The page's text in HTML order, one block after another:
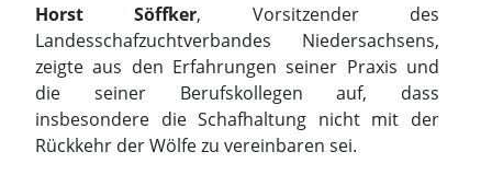
Horst Söffker, Vorsitzender des
Landesschafzuchtverbandes Niedersachsens,
zeigte aus den Erfahrungen seiner Praxis und
die seiner Berufskollegen auf, dass
insbesondere die Schafhaltung nicht mit der
Rückkehr der Wölfe zu vereinbaren sei.